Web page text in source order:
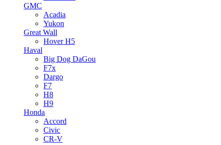
GMC
Acadia
Yukon
Great Wall
Hover H5
Haval
Big Dog DaGou
F7x
Dargo
F7
H8
H9
Honda
Accord
Civic
CR-V